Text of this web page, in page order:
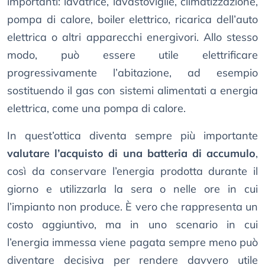
pompa di calore, boiler elettrico, ricarica dell’auto
elettrica o altri apparecchi energivori. Allo stesso
modo, può essere utile elettrificare
progressivamente l’abitazione, ad esempio
sostituendo il gas con sistemi alimentati a energia
elettrica, come una pompa di calore.
In quest’ottica diventa sempre più importante
valutare l’acquisto di una batteria di accumulo,
così da conservare l’energia prodotta durante il
giorno e utilizzarla la sera o nelle ore in cui
l’impianto non produce. È vero che rappresenta un
costo aggiuntivo, ma in uno scenario in cui
l’energia immessa viene pagata sempre meno può
diventare decisiva per rendere davvero utile